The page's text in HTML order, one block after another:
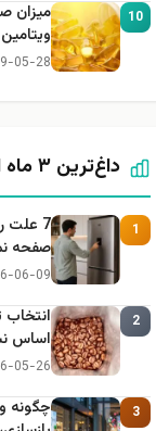
10
میزان
ویتامین D چه قدر است؟
05-28
داغ‌ترین ۳ ماه اخیر
1
7
صفحه
حل
06-09
2
اساس
05-26
3
چگونه